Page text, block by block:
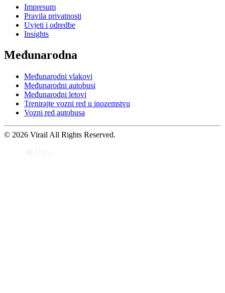
Impresum
Pravila privatnosti
Uvjeti i odredbe
Insights
Međunarodna
Međunarodni vlakovi
Međunarodni autobusi
Međunarodni letovi
Trenirajte vozni red u inozemstvu
Vozni red autobusa
© 2026 Virail All Rights Reserved.